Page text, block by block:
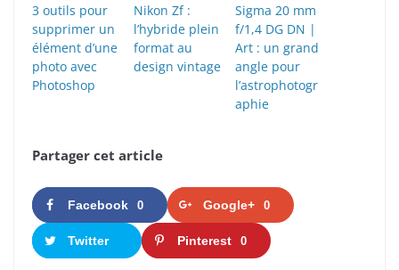
3 outils pour
supprimer un
élément d’une
photo avec
Photoshop
Nikon Zf :
l’hybride plein
format au
design vintage
Sigma 20 mm
f/1,4 DG DN |
Art : un grand
angle pour
l’astrophotogr
aphie
Partager cet article
Facebook 0 Google+ 0
Twitter Pinterest 0